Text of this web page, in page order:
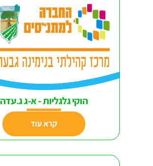
הוקי גלגליות - א-ג ג.עדה
קרא עוד